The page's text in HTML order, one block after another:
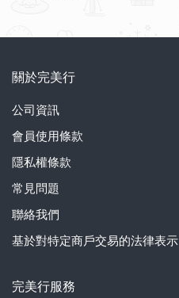
關於完美行
公司資訊
會員使用條款
隱私權條款
常見問題
聯絡我們
基於對特定商戶交易的法律表示
完美行服務